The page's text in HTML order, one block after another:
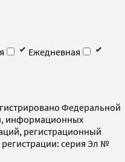
Ежедневная
Федеральной
информационных
регистрационный
серия Эл №